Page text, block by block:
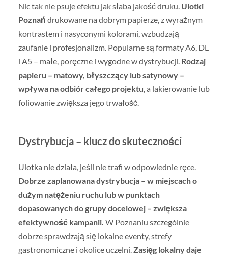
Nic tak nie psuje efektu jak słaba jakość druku. Ulotki
Poznań drukowane na dobrym papierze, z wyraźnym
kontrastem i nasyconymi kolorami, wzbudzają
zaufanie i profesjonalizm. Popularne są formaty A6, DL
i A5 – małe, poręczne i wygodne w dystrybucji. Rodzaj
papieru – matowy, błyszczący lub satynowy –
wpływa na odbiór całego projektu, a lakierowanie lub
foliowanie zwiększa jego trwałość.
Dystrybucja – klucz do skuteczności
Ulotka nie działa, jeśli nie trafi w odpowiednie ręce.
Dobrze zaplanowana dystrybucja – w miejscach o
dużym natężeniu ruchu lub w punktach
dopasowanych do grupy docelowej – zwiększa
efektywność kampanii. W Poznaniu szczególnie
dobrze sprawdzają się lokalne eventy, strefy
gastronomiczne i okolice uczelni.Zasięg lokalny daje